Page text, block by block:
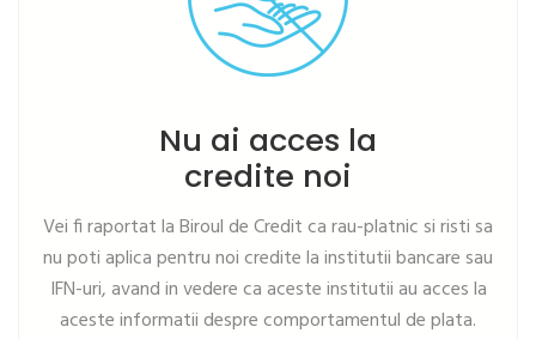
Nu ai acces la
credite noi
Vei fi raportat la Biroul de Credit ca rau-platnic si risti sa
nu poti aplica pentru noi credite la institutii bancare sau
IFN-uri, avand in vedere ca aceste institutii au acces la
aceste informatii despre comportamentul de plata.